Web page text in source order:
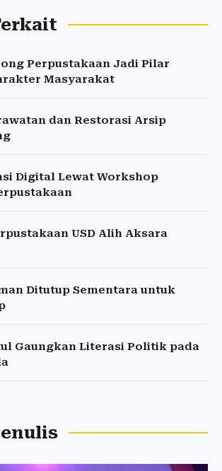
Perpustakaan Jadi Pilar
Masyarakat
dan Restorasi Arsip
Digital Lewat Workshop
USD Alih Aksara
Ditutup Sementara untuk
Gaungkan Literasi Politik pada